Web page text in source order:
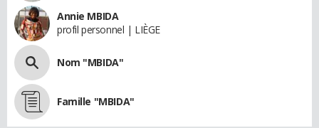
Annie MBIDA
profil personnel | LIÈGE
Nom "MBIDA"
Famille "MBIDA"